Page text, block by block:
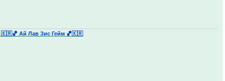
🇰🇷🏀 Ай Лав Зис Гейм 🏀🇰🇷